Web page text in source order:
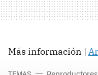
Más información |